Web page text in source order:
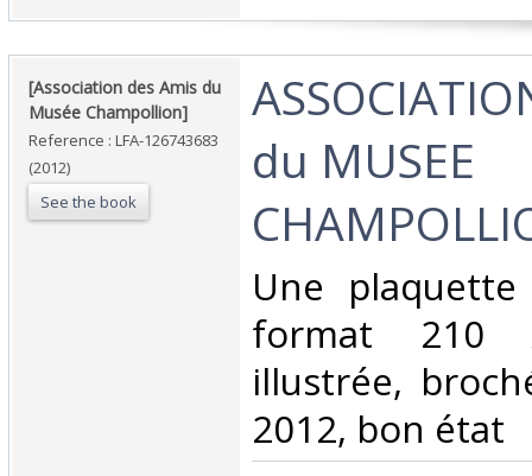
‎[Association des Amis du
Musée Champollion]‎
Reference : LFA-126743683
(2012)
See the book
du MUSEE
‎Une
format 210
illustrée,
2012, bon état‎